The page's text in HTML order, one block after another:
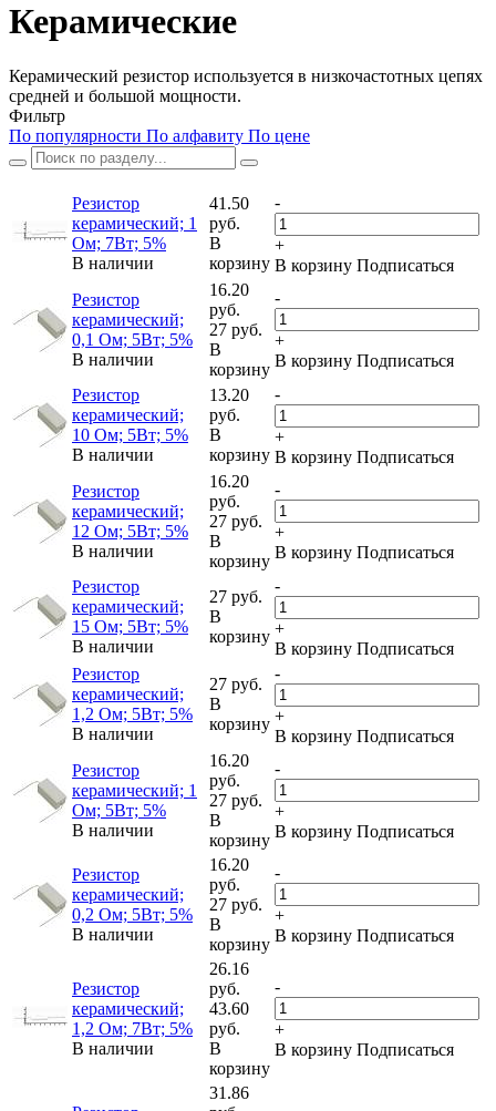
Керамические
Керамический резистор используется в низкочастотных цепях
средней и большой мощности.
Фильтр
По популярности По алфавиту По цене
Резистор
керамический; 1
Ом; 7Вт; 5%
В наличии
41.50
руб.
В
корзину
-
+
В корзину Подписаться
Резистор
керамический;
0,1 Ом; 5Вт; 5%
В наличии
16.20
руб.
27 руб.
В
корзину
-
+
В корзину Подписаться
Резистор
керамический;
10 Ом; 5Вт; 5%
В наличии
13.20
руб.
В
корзину
-
+
В корзину Подписаться
Резистор
керамический;
12 Ом; 5Вт; 5%
В наличии
16.20
руб.
27 руб.
В
корзину
-
+
В корзину Подписаться
Резистор
керамический;
15 Ом; 5Вт; 5%
В наличии
27 руб.
В
корзину
-
+
В корзину Подписаться
Резистор
керамический;
1,2 Ом; 5Вт; 5%
В наличии
27 руб.
В
корзину
-
+
В корзину Подписаться
Резистор
керамический; 1
Ом; 5Вт; 5%
В наличии
16.20
руб.
27 руб.
В
корзину
-
+
В корзину Подписаться
Резистор
керамический;
0,2 Ом; 5Вт; 5%
В наличии
16.20
руб.
27 руб.
В
корзину
-
+
В корзину Подписаться
Резистор
керамический;
1,2 Ом; 7Вт; 5%
В наличии
26.16
руб.
43.60
руб.
В
корзину
-
+
В корзину Подписаться
31.86